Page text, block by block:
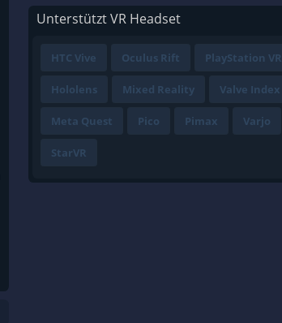
Unterstützt VR Headset
HTC Vive Oculus Rift PlayStation VR
Hololens Mixed Reality Valve Index
Meta Quest Pico Pimax Varjo
StarVR